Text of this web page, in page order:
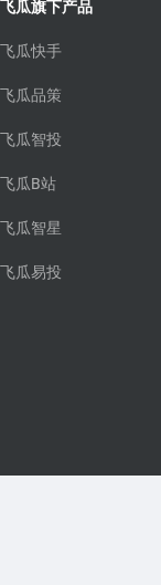
飞瓜旗下产品
飞瓜快手
飞瓜品策
飞瓜智投
飞瓜B站
飞瓜智星
飞瓜易投